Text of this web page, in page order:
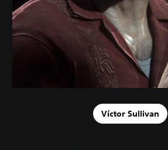
Víctor Sullivan